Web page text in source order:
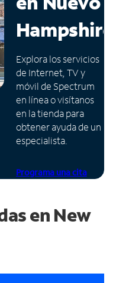
Hampshire
Explora los servicios
de Internet, TV y
móvil de Spectrum
en línea o visítanos
en la tienda para
obtener ayuda de un
especialista.
Programa una cita
en New